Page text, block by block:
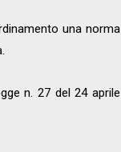
una norma
n. 27 del 24 aprile